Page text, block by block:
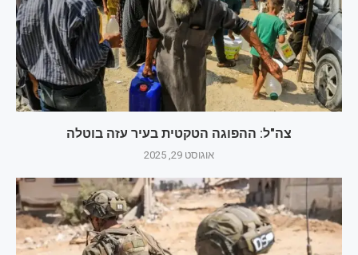
צה"ל: ההפוגה הטקטית בעיר עזה בוטלה
אוגוסט 29, 2025